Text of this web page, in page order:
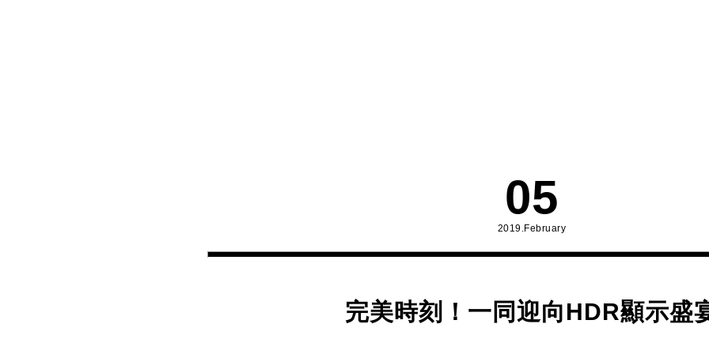
05
2019.February
完美時刻！一同迎向HDR顯示盛